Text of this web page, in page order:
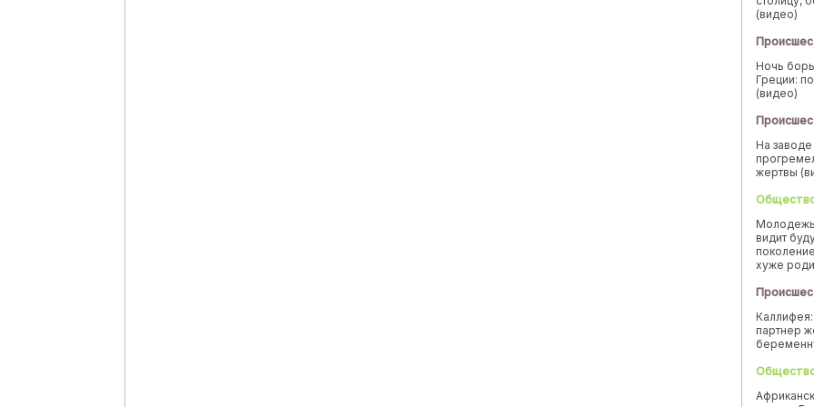
(видео)
Ночь
Греции:
(видео)
На
жертвы
видит
хуже
партнер